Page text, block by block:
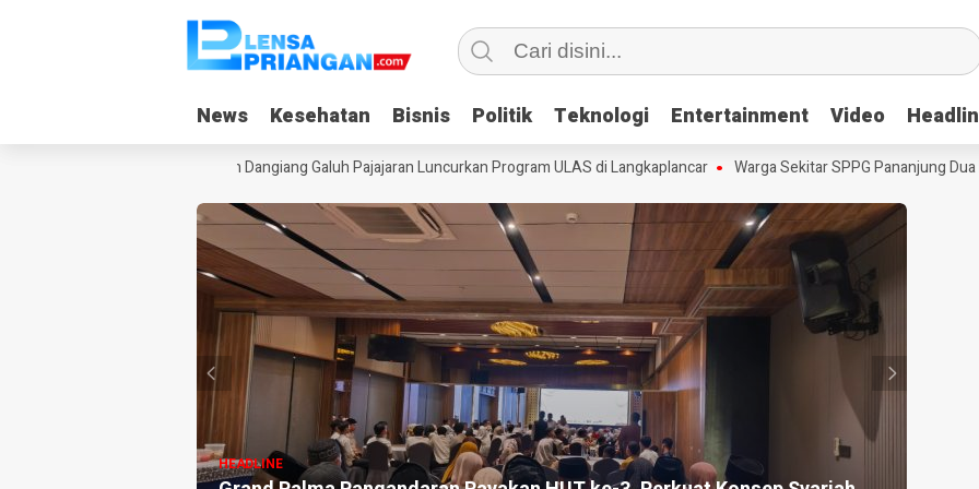
News Kesehatan Bisnis Politik Teknologi Entertainment Video
News Kesehatan Bisnis Politik Teknologi Entertainment Video
Gadget Saat Liburan, Yayasan Dangiang Galuh Pajajaran Luncurkan Program ULAS di Langkaplancar Warga Sekitar SPPG Pananjung Dua
HEADLINE